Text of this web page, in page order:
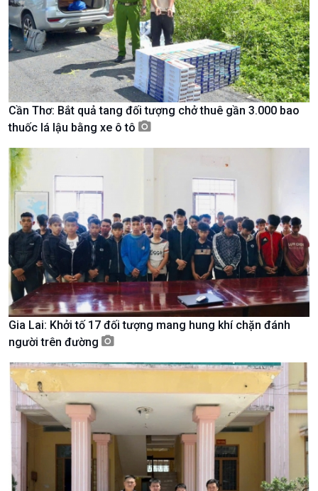
Nam
Xã hội
Tin Đời sống & Xã hội
360 độ Sức khỏe
Chuyển đổi Xanh
Tài nguyên và Môi trường
Chuyên gia của bạn
Xã hội chuyển động
Bước chân đến trường
Khoa học & Công nghệ
Tin Khoa học & Công nghệ
Kết nối công nghệ
Sống chung với biến đổi
khí hậu
Cần Thơ: Bắt quả tang đối tượng chở thuê gần 3.000 bao
thuốc lá lậu bằng xe ô tô
Gia Lai: Khởi tố 17 đối tượng mang hung khí chặn đánh
người trên đường